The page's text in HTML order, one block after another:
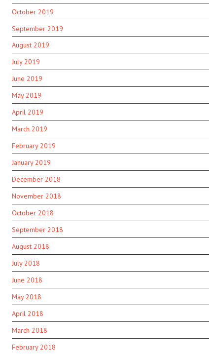
October 2019
September 2019
August 2019
July 2019
June 2019
May 2019
April 2019
March 2019
February 2019
January 2019
December 2018
November 2018
October 2018
September 2018
August 2018
July 2018
June 2018
May 2018
April 2018
March 2018
February 2018